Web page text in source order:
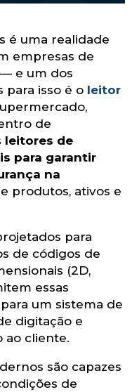
é uma realidade
empresas de
e um dos
para isso é o leitor
de
leitores de
para garantir
na
produtos, ativos e
para
de códigos de
(2D,
essas
um sistema de
digitação e
ao cliente.
são capazes
de